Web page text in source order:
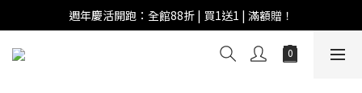
週年慶活開跑：全館88折 | 買1送1 | 滿額贈！
週年慶活開跑：全館88折 | 買1送1 | 滿額贈！
全館滿 $999 即享免運費！